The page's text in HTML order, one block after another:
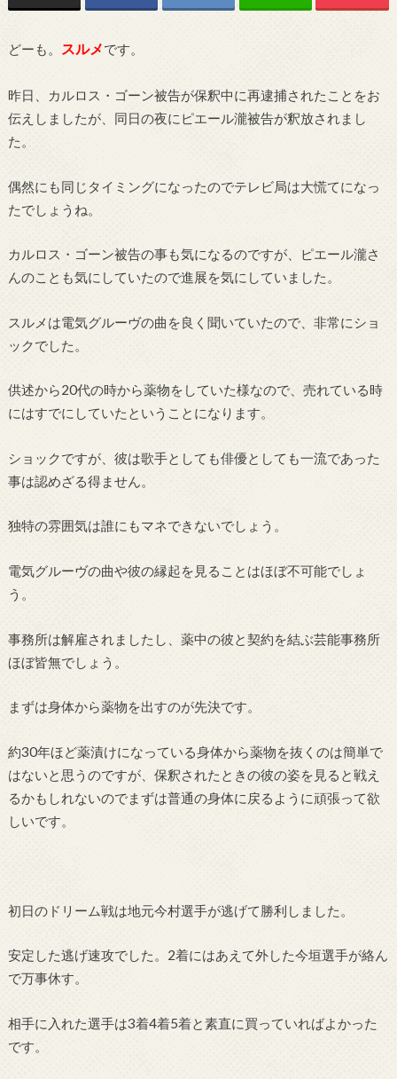
どーも。 スルメです。
昨日、カルロス・ゴーン被告が保釈中に再逮捕されたことをお
伝えしましたが、同日の夜にピエール瀧被告が釈放されまし
た。
偶然にも同じタイミングになったのでテレビ局は大慌てになっ
たでしょうね。
カルロス・ゴーン被告の事も気になるのですが、ピエール瀧さ
んのことも気にしていたので進展を気にしていました。
スルメは電気グルーヴの曲を良く聞いていたので、非常にショ
ックでした。
供述から20代の時から薬物をしていた様なので、売れている時
にはすでにしていたということになります。
ショックですが、彼は歌手としても俳優としても一流であった
事は認めざる得ません。
独特の雰囲気は誰にもマネできないでしょう。
電気グルーヴの曲や彼の縁起を見ることはほぼ不可能でしょ
う。
事務所は解雇されましたし、薬中の彼と契約を結ぶ芸能事務所
ほぼ皆無でしょう。
まずは身体から薬物を出すのが先決です。
約30年ほど薬漬けになっている身体から薬物を抜くのは簡単で
はないと思うのですが、保釈されたときの彼の姿を見ると戦え
るかもしれないのでまずは普通の身体に戻るように頑張って欲
しいです。
初日のドリーム戦は地元今村選手が逃げて勝利しました。
安定した逃げ速攻でした。2着にはあえて外した今垣選手が絡ん
で万事休す。
相手に入れた選手は3着4着5着と素直に買っていればよかった
です。